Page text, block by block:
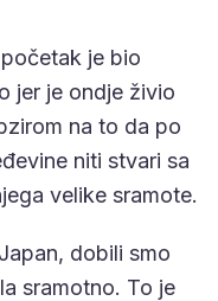
je bio
jer je ondje živio
na to da po
niti stvari sa
velike sramote.
dobili smo
sramotno. To je